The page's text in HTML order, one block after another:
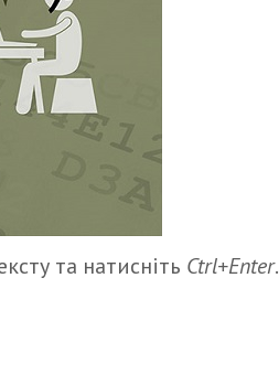
та натисніть Ctrl+Enter.